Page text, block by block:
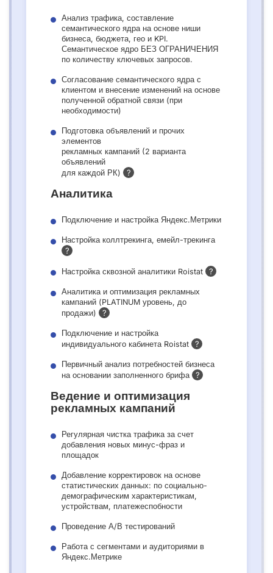
Анализ трафика, составление
семантического ядра на основе ниши
бизнеса, бюджета, гео и KPI.
Семантическое ядро БЕЗ ОГРАНИЧЕНИЯ
по количеству ключевых запросов.
Согласование семантического ядра с
клиентом и внесение изменений на основе
полученной обратной связи (при
необходимости)
Подготовка объявлений и прочих
элементов
рекламных кампаний (2 варианта
объявлений
для каждой РК)
?
Аналитика
Подключение и настройка Яндекс.Метрики
Настройка коллтрекинга, емейл-трекинга
?
Настройка сквозной аналитики Roistat ?
Аналитика и оптимизация рекламных
кампаний (PLATINUM уровень, до
продажи)
?
Подключение и настройка
индивидуального кабинета Roistat
?
Первичный анализ потребностей бизнеса
на основании заполненного брифа
?
Ведение и оптимизация
рекламных кампаний
Регулярная чистка трафика за счет
добавления новых минус-фраз и
площадок
Добавление корректировок на основе
статистических данных: по социально-
демографическим характеристикам,
устройствам, платежеспобности
Проведение А/В тестирований
Работа с сегментами и аудиториями в
Яндекс.Метрике